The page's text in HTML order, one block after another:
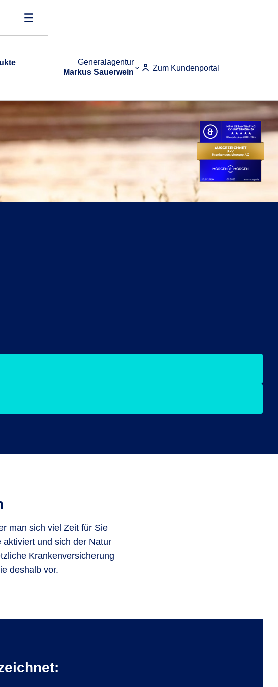
Generalagentur
Markus Sauerwein
Zum Kundenportal
man sich viel Zeit für Sie
und sich der Natur
Krankenversicherung
deshalb vor.